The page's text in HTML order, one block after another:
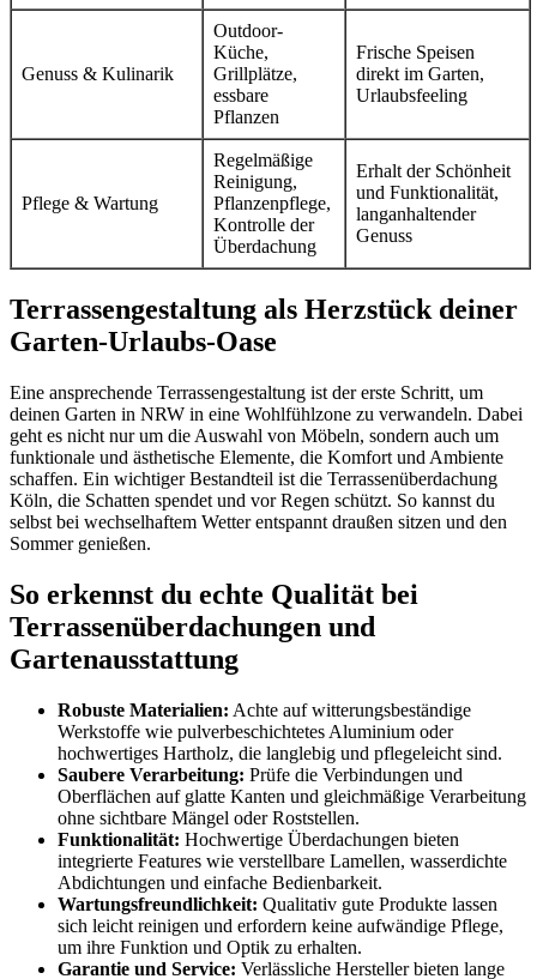
Genuss & Kulinarik
Outdoor-
Küche,
Grillplätze,
essbare
Pflanzen
Frische Speisen
direkt im Garten,
Urlaubsfeeling
Pflege & Wartung
Regelmäßige
Reinigung,
Pflanzenpflege,
Kontrolle der
Überdachung
Erhalt der Schönheit
und Funktionalität,
langanhaltender
Genuss
Terrassengestaltung als Herzstück deiner
Garten-Urlaubs-Oase
Eine ansprechende Terrassengestaltung ist der erste Schritt, um
deinen Garten in NRW in eine Wohlfühlzone zu verwandeln. Dabei
geht es nicht nur um die Auswahl von Möbeln, sondern auch um
funktionale und ästhetische Elemente, die Komfort und Ambiente
schaffen. Ein wichtiger Bestandteil ist die Terrassenüberdachung
Köln, die Schatten spendet und vor Regen schützt. So kannst du
selbst bei wechselhaftem Wetter entspannt draußen sitzen und den
Sommer genießen.
So erkennst du echte Qualität bei
Terrassenüberdachungen und
Gartenausstattung
Robuste Materialien: Achte auf witterungsbeständige
Werkstoffe wie pulverbeschichtetes Aluminium oder
hochwertiges Hartholz, die langlebig und pflegeleicht sind.
Saubere Verarbeitung: Prüfe die Verbindungen und
Oberflächen auf glatte Kanten und gleichmäßige Verarbeitung
ohne sichtbare Mängel oder Roststellen.
Funktionalität: Hochwertige Überdachungen bieten
integrierte Features wie verstellbare Lamellen, wasserdichte
Abdichtungen und einfache Bedienbarkeit.
Wartungsfreundlichkeit: Qualitativ gute Produkte lassen
sich leicht reinigen und erfordern keine aufwändige Pflege,
um ihre Funktion und Optik zu erhalten.
Garantie und Service: Verlässliche Hersteller bieten lange